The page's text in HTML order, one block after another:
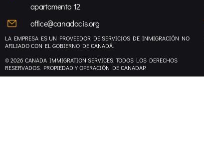
apartamento 12
office@canadacis.org
LA EMPRESA ES UN PROVEEDOR DE SERVICIOS DE INMIGRACIÓN NO
AFILIADO CON EL GOBIERNO DE CANADÁ.
© 2026 CANADA IMMIGRATION SERVICES. TODOS LOS DERECHOS
RESERVADOS. PROPIEDAD Y OPERACIÓN DE CANADAP.